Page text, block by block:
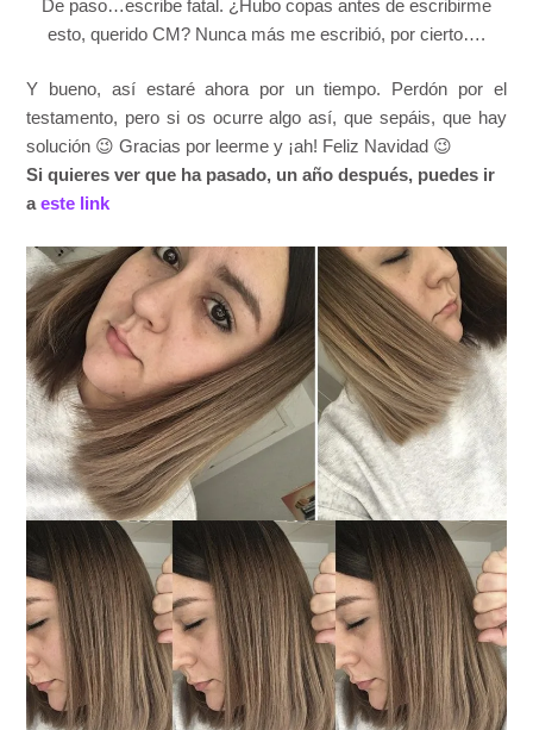
De paso…escribe fatal. ¿Hubo copas antes de escribirme
esto, querido CM? Nunca más me escribió, por cierto….
Y bueno, así estaré ahora por un tiempo. Perdón por el
testamento, pero si os ocurre algo así, que sepáis, que hay
solución 😉 Gracias por leerme y ¡ah! Feliz Navidad 😉
Si quieres ver que ha pasado, un año después, puedes ir
aeste link